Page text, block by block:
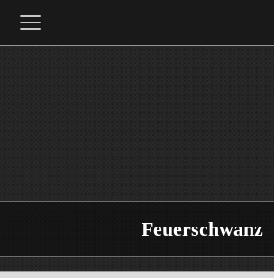
Feuerschwanz
≡